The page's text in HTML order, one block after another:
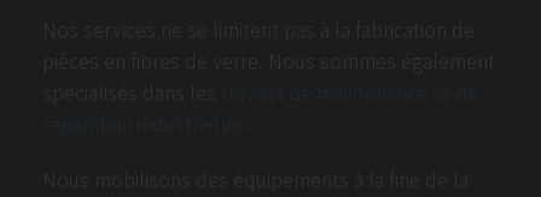
Nos services ne se limitent pas à la fabrication de
pièces en fibres de verre. Nous sommes également
spécialisés dans les travaux de maintenance et de
réparation industrielles.
Nous mobilisons des équipements à la fine de la